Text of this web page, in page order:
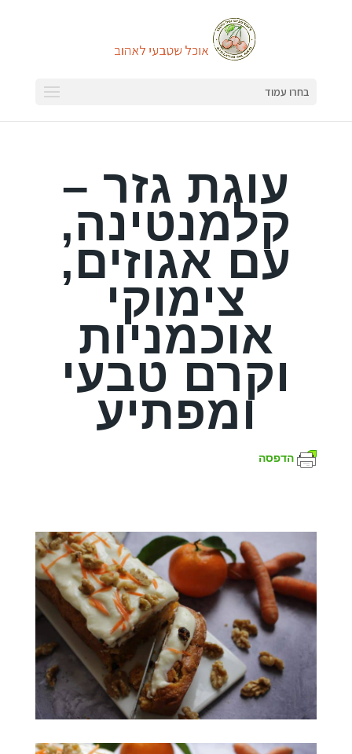
בחרו עמוד
עוגת גזר –
קלמנטינה,
עם אגוזים,
צימוקי
אוכמניות
וקרם טבעי
ומפתיע
הדפסה